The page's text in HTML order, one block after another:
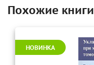
Похожие книги
НОВИНКА